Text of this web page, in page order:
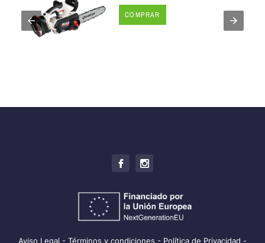
COMPRAR
Aviso Legal - Términos y condiciones - Política de Privacidad -